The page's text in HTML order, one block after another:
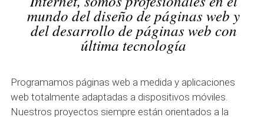
mundo del diseño de páginas web y
del desarrollo de páginas web con
última tecnología
Programamos páginas web a medida y aplicaciones
web totalmente adaptadas a dispositivos móviles.
Nuestros proyectos siempre están orientados a la